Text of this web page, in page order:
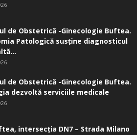
de Obstetrică -Ginecologie Buftea.
Patologică susţine diagnosticul
de Obstetrică -Ginecologie Buftea.
dezvoltă serviciile medicale
intersecţia DN7 – Strada Milano